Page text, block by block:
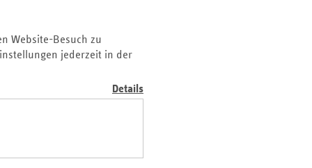
Website-Besuch zu
jederzeit in der
Details